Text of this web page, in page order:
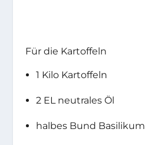
Für die Kartoffeln
1 Kilo Kartoffeln
2 EL neutrales Öl
halbes Bund Basilikum